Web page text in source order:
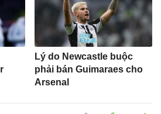
Lý do Newcastle buộc
phải bán Guimaraes cho
Arsenal